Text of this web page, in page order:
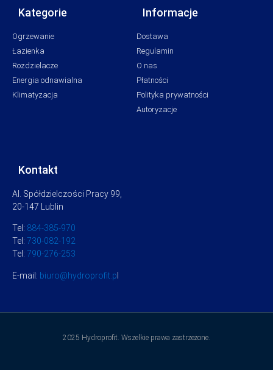
Kategorie
Ogrzewanie
Łazienka
Rozdzielacze
Energia odnawialna
Klimatyzacja
Informacje
Dostawa
Regulamin
O nas
Płatności
Polityka prywatności
Autoryzacje
Kontakt
Al. Spółdzielczości Pracy 99,
20-147 Lublin
Tel: 884-385-970
Tel: 730-082-192
Tel: 790-276-253
E-mail: biuro@hydroprofit.p
2025 Hydroprofit. Wszelkie prawa zastrzeżone.